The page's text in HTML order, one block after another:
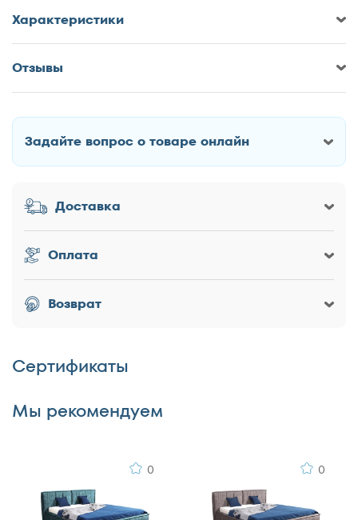
Характеристики
Отзывы
Оставить отзыв о Кровать-чердак
Как Вас зовут?
Заголовок
Оценка товара
Достоинства
Недостатки
Задайте вопрос о товаре онлайн
Доставка
Оплата
Возврат
Сертификаты
Мы рекомендуем
0 0